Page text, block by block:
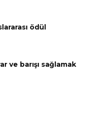
ödül
ve barışı sağlamak